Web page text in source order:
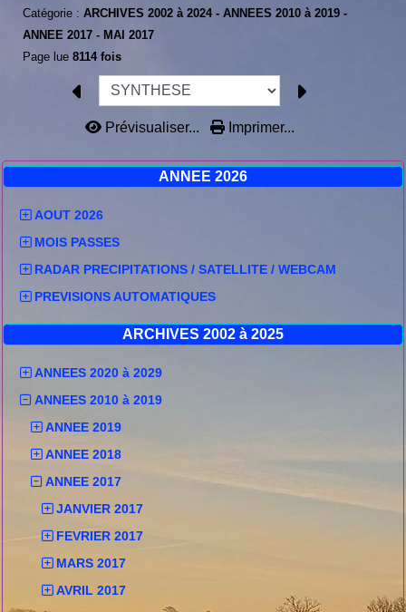
ANNEE 2026
AOUT 2026
MOIS PASSES
RADAR PRECIPITATIONS / SATELLITE / WEBCAM
PREVISIONS AUTOMATIQUES
ARCHIVES 2002 à 2025
ANNEES 2020 à 2029
ANNEES 2010 à 2019
ANNEE 2019
ANNEE 2018
ANNEE 2017
JANVIER 2017
FEVRIER 2017
MARS 2017
AVRIL 2017
Catégorie : ARCHIVES 2002 à 2024 - ANNEES 2010 à 2019 -
ANNEE 2017 - MAI 2017
Page lue 8114 fois
Prévisualiser... Imprimer...